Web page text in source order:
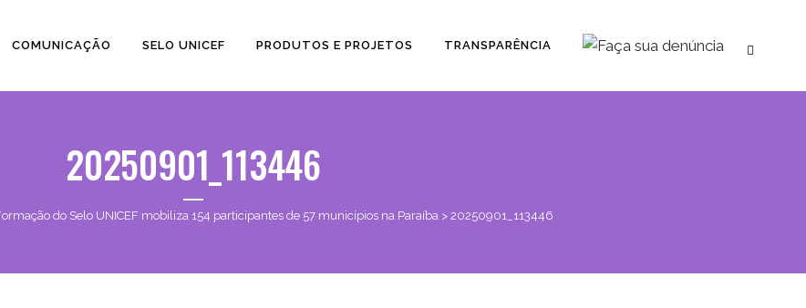
COMUNICAÇÃO SELO UNICEF PRODUTOS E PROJETOS TRANSPARÊNCIA
20250901_113446
do Selo UNICEF mobiliza 154 participantes de 57 municípios na Paraíba> 20250901_113446